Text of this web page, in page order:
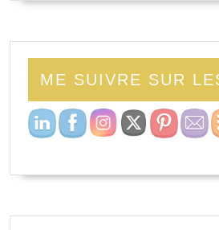
ME SUIVRE SUR